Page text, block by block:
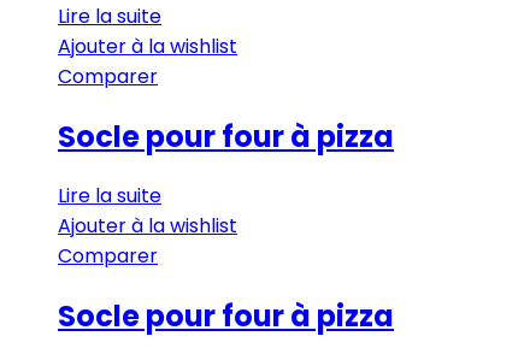
Lire la suite
Ajouter à la wishlist
Comparer
Socle pour four à pizza
Lire la suite
Ajouter à la wishlist
Comparer
Socle pour four à pizza